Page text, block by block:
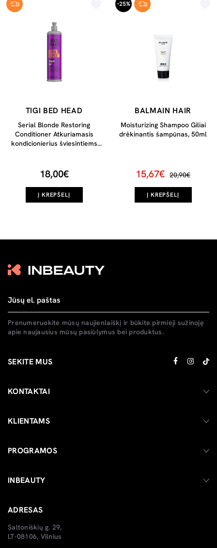
TIGI BED HEAD
Serial Blonde Restoring
Conditioner Atkuriamasis
kondicionierius šviesintiems
18,00€
Į KREPŠELĮ
-25%
BALMAIN HAIR
Moisturizing Shampoo Giliai
drėkinantis šampūnas, 50ml
15,67€ 20,90€
Į KREPŠELĮ
Prenumeruokite mūsų naujienlaiškį ir būkite pirmieji sužinoję
apie naujausius mūsų pasiūlymus bei produktus.
SEKITE MUS
KONTAKTAI
KLIENTAMS
PROGRAMOS
INBEAUTY
ADRESAS
Saltoniškių g. 29,
LT-08106, Vilnius